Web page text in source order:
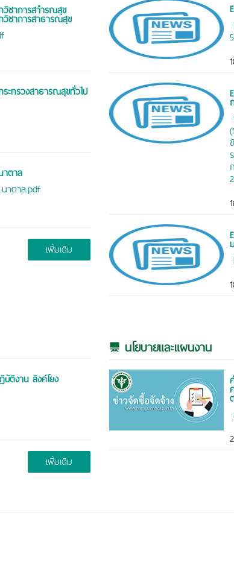
ชาการสาํารณสุข
ชาการสาธารณสุข
ะทรวงสาธารณสุขทั่วไป
าตาล
าตาล.pdf
เพิ่มเติม
บัติงาน ลิงค์โยง
เพิ่มเติม
นโยบายและแผนงาน